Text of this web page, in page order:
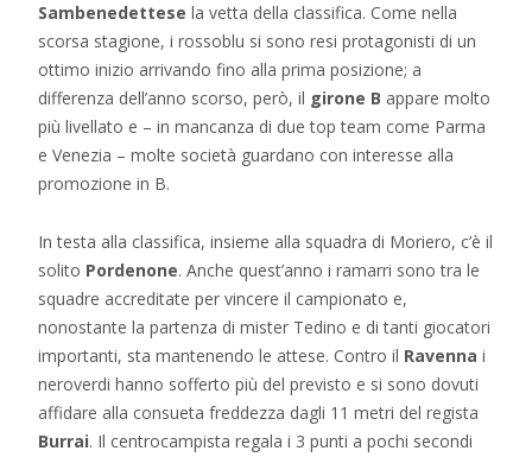
Sambenedettese la vetta della classifica. Come nella
scorsa stagione, i rossoblu si sono resi protagonisti di un
ottimo inizio arrivando fino alla prima posizione; a
differenza dell’anno scorso, però, il girone B appare molto
più livellato e – in mancanza di due top team come Parma
e Venezia – molte società guardano con interesse alla
promozione in B.
In testa alla classifica, insieme alla squadra di Moriero, c’è il
solito Pordenone. Anche quest’anno i ramarri sono tra le
squadre accreditate per vincere il campionato e,
nonostante la partenza di mister Tedino e di tanti giocatori
importanti, sta mantenendo le attese. Contro il Ravenna i
neroverdi hanno sofferto più del previsto e si sono dovuti
affidare alla consueta freddezza dagli 11 metri del regista
Burrai. Il centrocampista regala i 3 punti a pochi secondi